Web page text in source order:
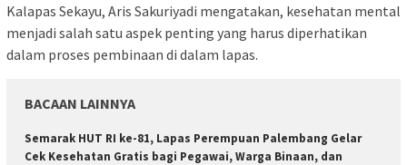
Kalapas Sekayu, Aris Sakuriyadi mengatakan, kesehatan mental
menjadi salah satu aspek penting yang harus diperhatikan
dalam proses pembinaan di dalam lapas.
BACAAN LAINNYA
Semarak HUT RI ke-81, Lapas Perempuan Palembang Gelar
Cek Kesehatan Gratis bagi Pegawai, Warga Binaan, dan